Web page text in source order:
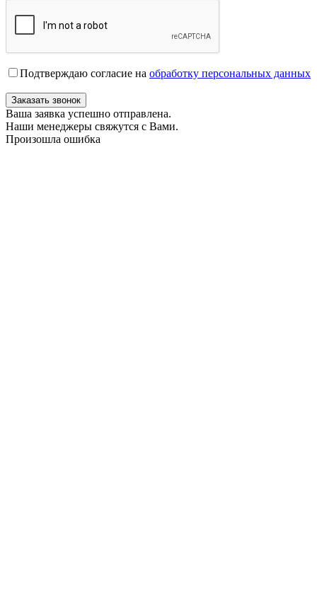
Подтверждаю согласие на обработку персональных данных
Заказать звонок
Ваша заявка успешно отправлена.
Наши менеджеры свяжутся с Вами.
Произошла ошибка